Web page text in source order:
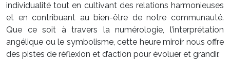
individualité tout en cultivant des relations harmonieuses
et en contribuant au bien-être de notre communauté.
Que ce soit à travers la numérologie, l’interprétation
angélique ou le symbolisme, cette heure miroir nous offre
des pistes de réflexion et d’action pour évoluer et grandir.